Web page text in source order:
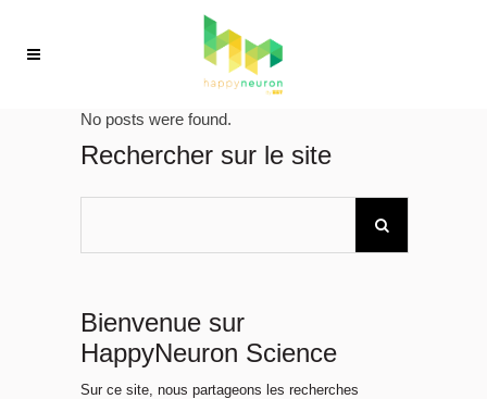
No posts were found.
Rechercher sur le site
Bienvenue sur
HappyNeuron Science
Sur ce site, nous partageons les recherches